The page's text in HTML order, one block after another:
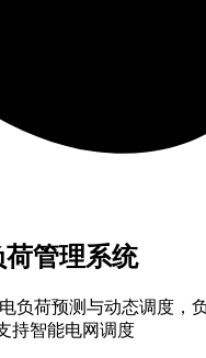
管理系统
负荷预测与动态调度，
持智能电网调度